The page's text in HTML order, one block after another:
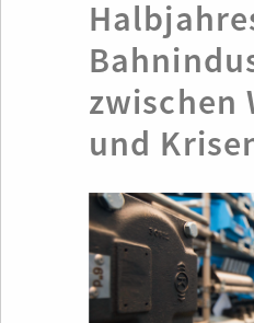
zwischen
und